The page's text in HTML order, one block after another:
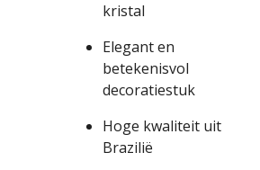
kristal
Elegant en
betekenisvol
decoratiestuk
Hoge kwaliteit uit
Brazilië